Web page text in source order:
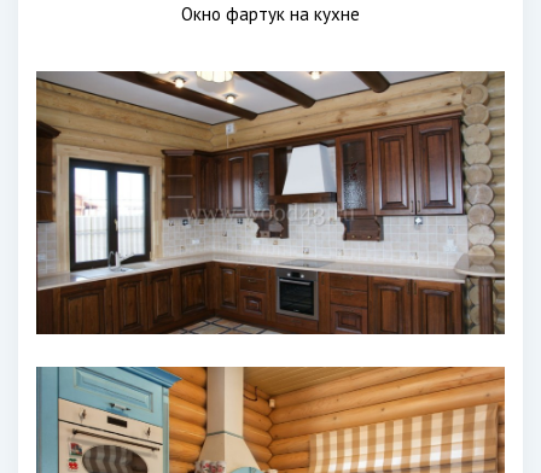
Окно фартук на кухне